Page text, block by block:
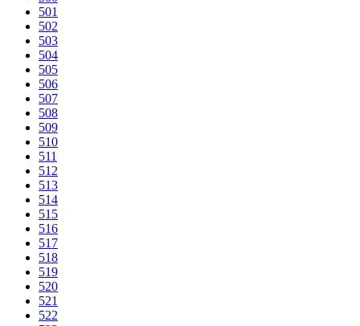
501
502
503
504
505
506
507
508
509
510
511
512
513
514
515
516
517
518
519
520
521
522